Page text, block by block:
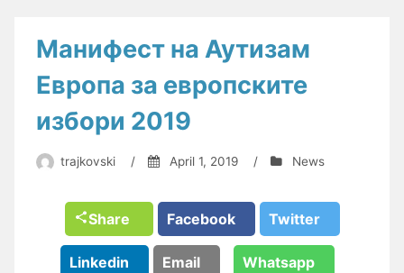
Манифест на Аутизам
Европа за европските
избори 2019
trajkovski / April 1, 2019 / News
Share Facebook Twitter
Linkedin Email Whatsapp